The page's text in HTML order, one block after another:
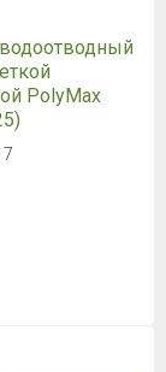
PolyMax